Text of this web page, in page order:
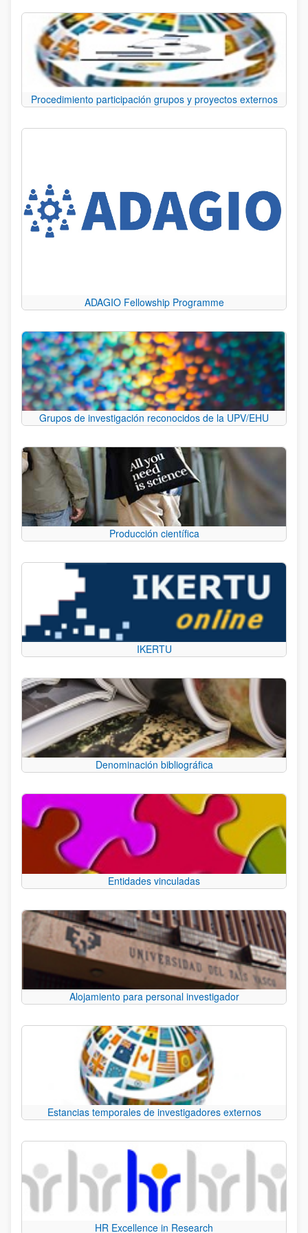
Procedimiento participación grupos y proyectos externos
ADAGIO Fellowship Programme
Grupos de investigación reconocidos de la UPV/EHU
Producción científica
IKERTU
Denominación bibliográfica
Entidades vinculadas
Alojamiento para personal investigador
Estancias temporales de investigadores externos
HR Excellence in Research